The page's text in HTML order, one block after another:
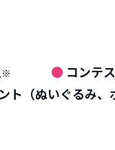
※ ● コンテ
ト（ぬいぐるみ、